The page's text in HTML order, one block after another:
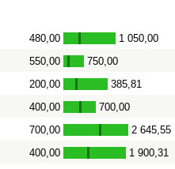
480,00 - 1 050,00
550,00 - 750,00
200,00 - 385,81
400,00 - 700,00
700,00 - 2 645,55
400,00 - 1 900,31